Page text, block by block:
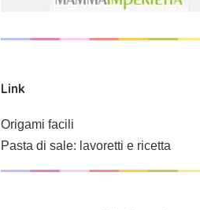
Link
Origami facili
Pasta di sale: lavoretti e ricetta